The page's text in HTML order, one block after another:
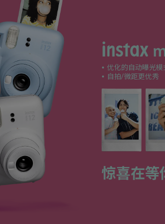
优化的自动曝光模
自拍/微距更优秀
惊喜在等